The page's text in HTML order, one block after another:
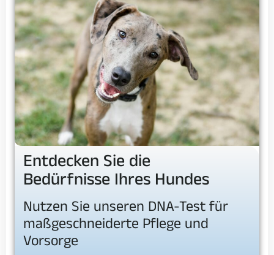
Entdecken Sie die
Bedürfnisse Ihres Hundes
Nutzen Sie unseren DNA-Test für
maßgeschneiderte Pflege und
Vorsorge